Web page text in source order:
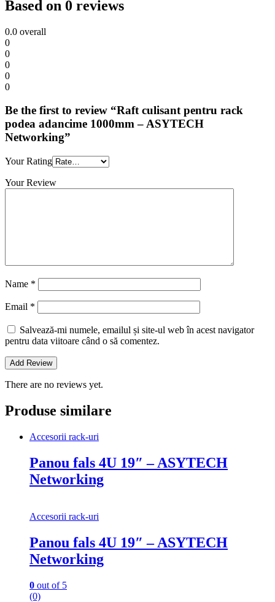
Based on 0 reviews
0.0 overall
0
0
0
0
0
Be the first to review “Raft culisant pentru rack
podea adancime 1000mm – ASYTECH
Networking”
Your Rating
Your Review
Name *
Email *
Salvează-mi numele, emailul și site-ul web în acest navigator
pentru data viitoare când o să comentez.
There are no reviews yet.
Produse similare
Accesorii rack-uri
Panou fals 4U 19″ – ASYTECH
Networking
Accesorii rack-uri
Panou fals 4U 19″ – ASYTECH
Networking
0 out of 5
(0)